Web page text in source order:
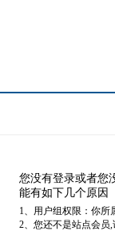
您没有登录或者您
能有如下几个原因
1、用户组权限：你所
2、您还不是站点会员